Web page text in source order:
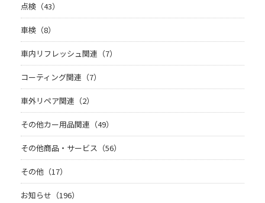
点検（43）
車検（8）
車内リフレッシュ関連（7）
コーティング関連（7）
車外リペア関連（2）
その他カー用品関連（49）
その他商品・サービス（56）
その他（17）
お知らせ（196）